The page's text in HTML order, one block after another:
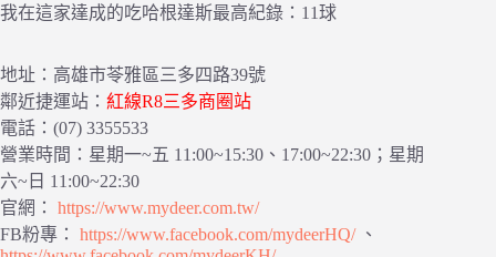
我在這家達成的吃哈根達斯最高紀錄：11球
地址：高雄市苓雅區三多四路39號
鄰近捷運站： 紅線R8三多商圈站
電話：(07) 3355533
營業時間：星期一~五 11:00~15:30、17:00~22:30；星期
六~日 11:00~22:30
官網： https://www.mydeer.com.tw/
FB粉專： https://www.facebook.com/mydeerHQ/、